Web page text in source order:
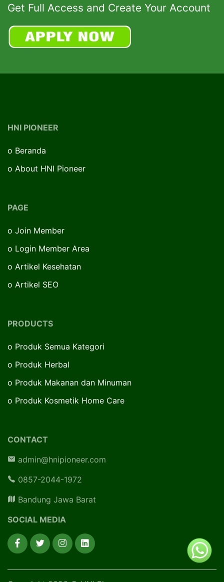
Get Full Access and Create Your Account
HNI PIONEER
o Beranda
o About HNI Pioneer
PAGE
o Join Member
o Login Member Area
o Artikel Kesehatan
o Artikel SEO
PRODUCTS
o Produk Semua Kategori
o Produk Herbal
o Produk Makanan dan Minuman
o Produk Kosmetik Home Care
CONTACT
admin@hnipioneer.com
0857-2044-1972
Bandung Jawa Barat
SOCIAL MEDIA